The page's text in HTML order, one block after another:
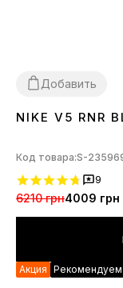
Добавить
4142 44
NIKE V5 RNR
Код товара:S-
9
6210 грн4009 грн
Акция Рекомендуем